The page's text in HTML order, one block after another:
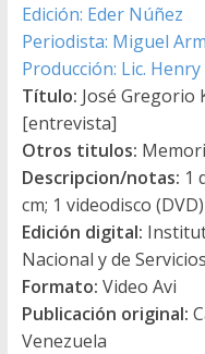
Edición: Eder Núñez
Periodista: Miguel
Producción: Lic. Henry
Título: José Gregorio
[entrevista]
Otros titulos:
Descripcion/notas: 1
cm; 1 videodisco
Edición digital:
Nacional y de
Formato: Video Avi
Publicación original:
Venezuela